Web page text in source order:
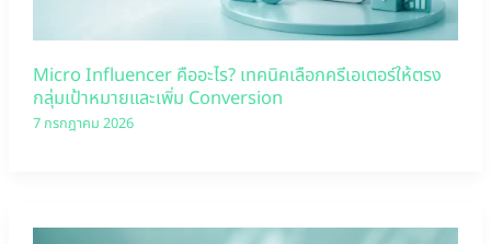
Micro Influencer คืออะไร? เทคนิคเลือกครีเอเตอร์ให้ตรง
กลุ่มเป้าหมายและเพิ่ม Conversion
7 กรกฎาคม 2026